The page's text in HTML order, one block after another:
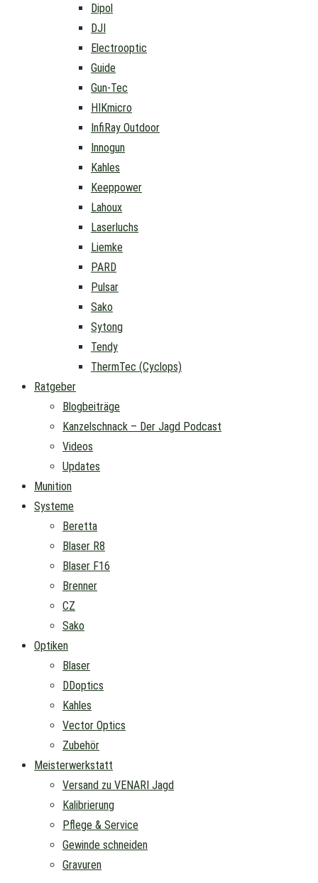
Dipol
DJI
Electrooptic
Guide
Gun-Tec
HIKmicro
InfiRay Outdoor
Innogun
Kahles
Keeppower
Lahoux
Laserluchs
Liemke
PARD
Pulsar
Sako
Sytong
Tendy
ThermTec (Cyclops)
Ratgeber
Blogbeiträge
Kanzelschnack – Der Jagd Podcast
Videos
Updates
Munition
Systeme
Beretta
Blaser R8
Blaser F16
Brenner
CZ
Sako
Optiken
Blaser
DDoptics
Kahles
Vector Optics
Zubehör
Meisterwerkstatt
Versand zu VENARI Jagd
Kalibrierung
Pflege & Service
Gewinde schneiden
Gravuren